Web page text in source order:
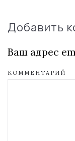
Добавить
Ваш адрес
КОММЕНТАРИЙ